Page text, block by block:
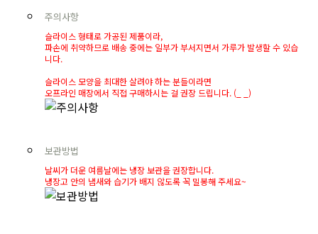
주의사항
슬라이스 형태로 가공된 제품이라,
파손에 취약하므로 배송 중에는 일부가 부서지면서 가루가 발생할 수 있습
니다.
슬라이스 모양을 최대한 살려야 하는 분들이라면
오프라인 매장에서 직접 구매하시는 걸 권장 드립니다. (_ _)
보관방법
날씨가 더운 여름날에는 냉장 보관을 권장합니다.
냉장고 안의 냄새와 습기가 배지 않도록 꼭 밀봉해 주세요~